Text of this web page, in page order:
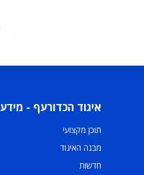
איגוד הכדורעף - מידע
תוכן מקצועי
מבנה האיגוד
חדשות